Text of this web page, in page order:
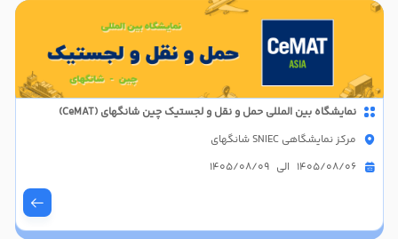
نمایشگاه بین المللی حمل و نقل و لجستیک چین شانگهای (CeMAT)
مرکز نمایشگاهی SNIEC شانگهای
1405/08/06 الی 1405/08/09